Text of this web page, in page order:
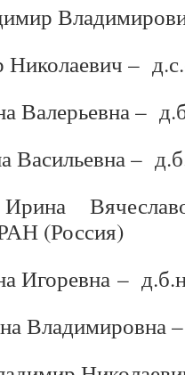
Николаевич –
Валерьевна –
Васильевна –
(Россия)
Игоревна –
Владимировна